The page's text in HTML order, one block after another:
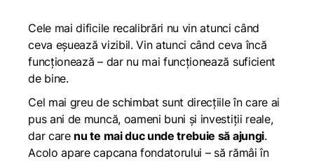
Cele mai dificile recalibrări nu vin atunci când
ceva eșuează vizibil. Vin atunci când ceva încă
funcționează – dar nu mai funcționează suficient
de bine.
Cel mai greu de schimbat sunt direcțiile în care ai
pus ani de muncă, oameni buni și investiții reale,
dar care nu te mai duc unde trebuie să ajungi.
Acolo apare capcana fondatorului – să rămâi în